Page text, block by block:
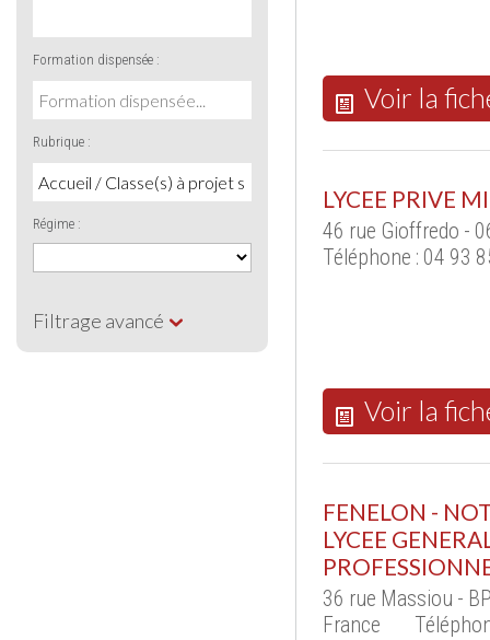
Formation dispensée :
Rubrique :
Régime :
Filtrage avancé
Voir la
LYCEE PRIVE
46 rue Gioffredo -
Téléphone : 04 93
Voir la
FENELON -
LYCEE
36 rue Massiou -
France